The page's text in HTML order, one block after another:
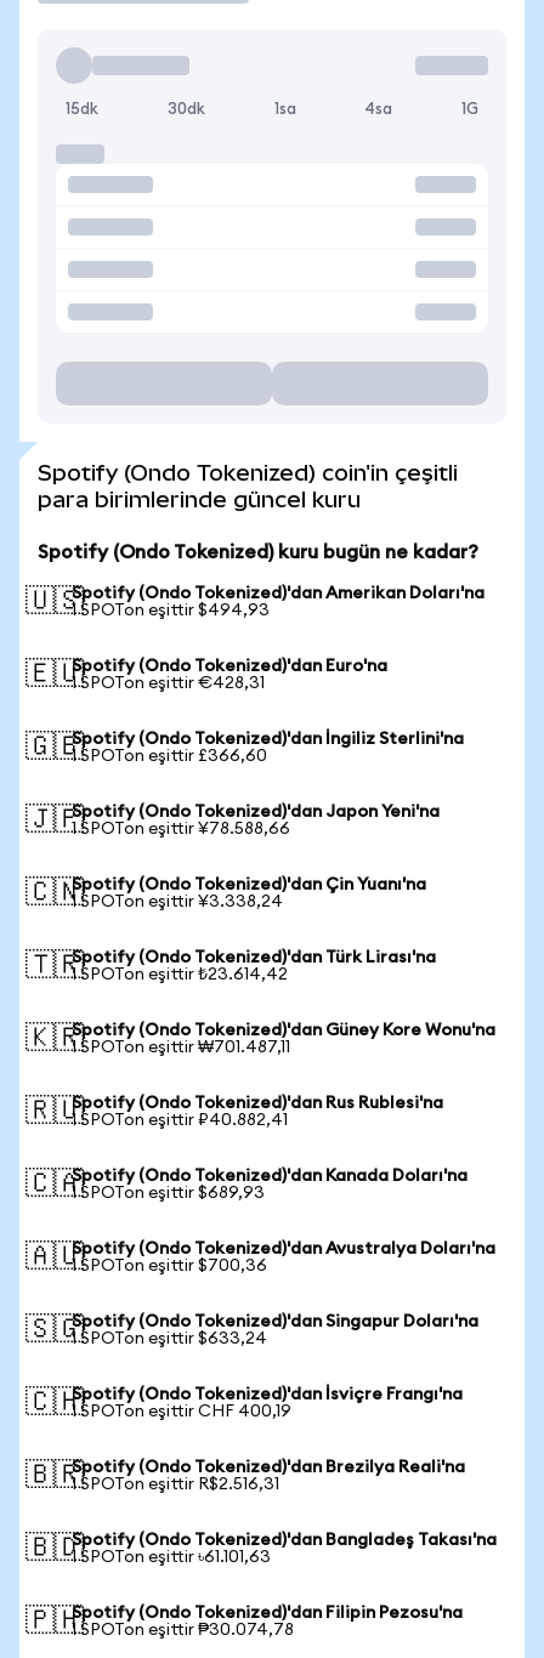
15dk 30dk 1sa 4sa 1G
Spotify (Ondo Tokenized) coin'in çeşitli
para birimlerinde güncel kuru
Spotify (Ondo Tokenized) kuru bugün ne kadar?
🇺🇸Spotify (Ondo Tokenized)'dan Amerikan Doları'na
1 SPOTon eşittir $494,93
🇪🇺Spotify (Ondo Tokenized)'dan Euro'na
1 SPOTon eşittir €428,31
🇬🇧Spotify (Ondo Tokenized)'dan İngiliz Sterlini'na
1 SPOTon eşittir £366,60
🇯🇵Spotify (Ondo Tokenized)'dan Japon Yeni'na
1 SPOTon eşittir ¥78.588,66
🇨🇳Spotify (Ondo Tokenized)'dan Çin Yuanı'na
1 SPOTon eşittir ¥3.338,24
🇹🇷Spotify (Ondo Tokenized)'dan Türk Lirası'na
1 SPOTon eşittir ₺23.614,42
🇰🇷Spotify (Ondo Tokenized)'dan Güney Kore Wonu'na
1 SPOTon eşittir ₩701.487,11
🇷🇺Spotify (Ondo Tokenized)'dan Rus Rublesi'na
1 SPOTon eşittir ₽40.882,41
🇨🇦Spotify (Ondo Tokenized)'dan Kanada Doları'na
1 SPOTon eşittir $689,93
🇦🇺Spotify (Ondo Tokenized)'dan Avustralya Doları'na
1 SPOTon eşittir $700,36
🇸🇬Spotify (Ondo Tokenized)'dan Singapur Doları'na
1 SPOTon eşittir $633,24
🇨🇭Spotify (Ondo Tokenized)'dan İsviçre Frangı'na
1 SPOTon eşittir CHF 400,19
🇧🇷Spotify (Ondo Tokenized)'dan Brezilya Reali'na
1 SPOTon eşittir R$2.516,31
🇧🇩Spotify (Ondo Tokenized)'dan Bangladeş Takası'na
1 SPOTon eşittir ৳61.101,63
🇵🇭Spotify (Ondo Tokenized)'dan Filipin Pezosu'na
1 SPOTon eşittir ₱30.074,78